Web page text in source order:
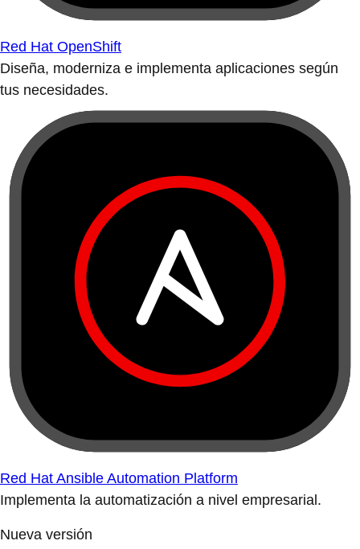
Red Hat OpenShift
Diseña, moderniza e implementa aplicaciones según
tus necesidades.
Red Hat Ansible Automation Platform
Implementa la automatización a nivel empresarial.
Nueva versión